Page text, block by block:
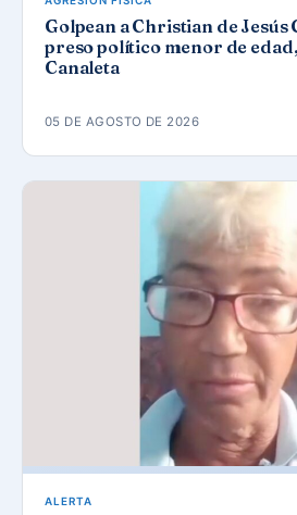
Golpean a Christian de Jesús
preso político menor de
Canaleta
05 DE AGOSTO DE 2026
ALERTA